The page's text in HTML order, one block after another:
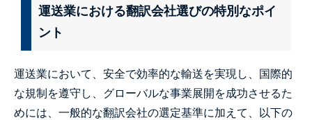
運送業における翻訳会社選びの特別なポイ
ント
運送業において、安全で効率的な輸送を実現し、国際的
な規制を遵守し、グローバルな事業展開を成功させるた
めには、一般的な翻訳会社の選定基準に加えて、以下の